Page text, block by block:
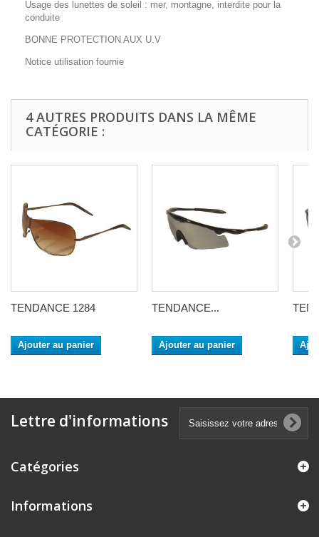
Usage des lunettes de soleil : mer, montagne, interdite pour la
conduite
BONNE PROTECTION AUX U.V
Notice utilisation fournie
4 AUTRES PRODUITS DANS LA MÊME
CATÉGORIE :
TENDANCE 1284
Ajouter au panier
TENDANCE...
Ajouter au panier
Lettre d'informations
Catégories
Informations